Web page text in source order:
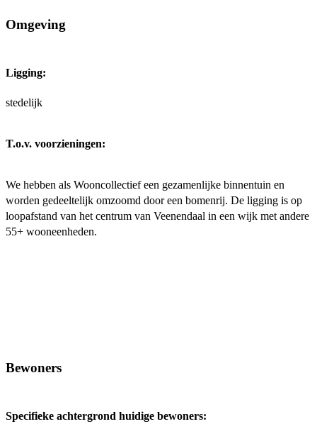
Omgeving
Ligging:
stedelijk
T.o.v. voorzieningen:
We hebben als Wooncollectief een gezamenlijke binnentuin en
worden gedeeltelijk omzoomd door een bomenrij. De ligging is op
loopafstand van het centrum van Veenendaal in een wijk met andere
55+ wooneenheden.
Bewoners
Specifieke achtergrond huidige bewoners: